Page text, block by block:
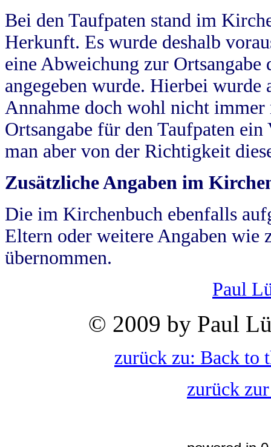
Bei den Taufpaten stand im
Herkunft. Es wurde deshalb
eine Abweichung zur
angegeben wurde. Hierbei wurde
Annahme doch wohl nicht
Ortsangabe für den Taufpaten
man aber von der Richtigkeit
Zusätzliche Angaben im
Die im Kirchenbuch ebenfalls
Eltern oder weitere Angaben wie
übernommen.
Paul
© 2009 by Paul
zurück zu: Back to
zurück